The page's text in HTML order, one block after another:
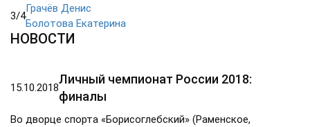
3/4
Грачёв Денис
Болотова Екатерина
НОВОСТИ
15.10.2018
Личный чемпионат России 2018:
финалы
Во дворце спорта «Борисоглебский» (Раменское,